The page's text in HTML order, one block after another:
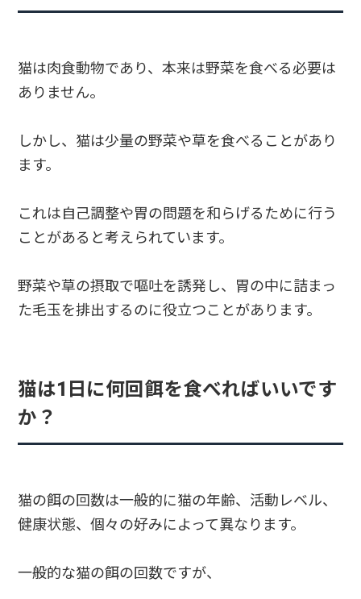
猫は肉食動物であり、本来は野菜を食べる必要は
ありません。
しかし、猫は少量の野菜や草を食べることがあり
ます。
これは自己調整や胃の問題を和らげるために行う
ことがあると考えられています。
野菜や草の摂取で嘔吐を誘発し、胃の中に詰まっ
た毛玉を排出するのに役立つことがあります。
猫は1日に何回餌を食べればいいです
か？
猫の餌の回数は一般的に猫の年齢、活動レベル、
健康状態、個々の好みによって異なります。
一般的な猫の餌の回数ですが、